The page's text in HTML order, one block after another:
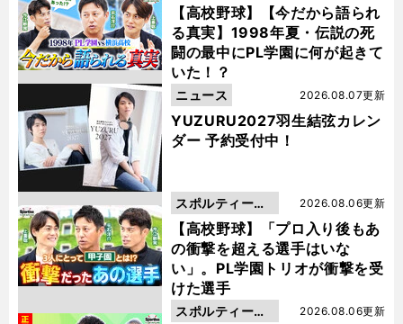
【高校野球】【今だから語られ
る真実】1998年夏・伝説の死
闘の最中にPL学園に何が起きて
いた！？
動画
YUZURU2027羽生結弦カレン
ダー 予約受付中！
2026.08.07更新
ニュース
【高校野球】「プロ入り後もあ
の衝撃を超える選手はいな
い」。PL学園トリオが衝撃を受
けた選手
2026.08.06更新
スポルティーバ
動画
2026.08.06更新
スポルティーバ